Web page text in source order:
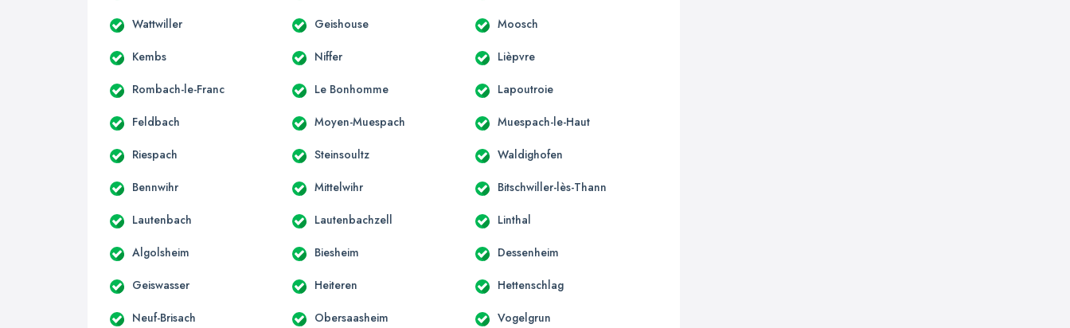
Wattwiller Geishouse Moosch
Kembs Niffer Lièpvre
Rombach-le-Franc Le Bonhomme Lapoutroie
Feldbach Moyen-Muespach Muespach-le-Haut
Riespach Steinsoultz Waldighofen
Bennwihr Mittelwihr Bitschwiller-lès-Thann
Lautenbach Lautenbachzell Linthal
Algolsheim Biesheim Dessenheim
Geiswasser Heiteren Hettenschlag
Neuf-Brisach Obersaasheim Vogelgrun